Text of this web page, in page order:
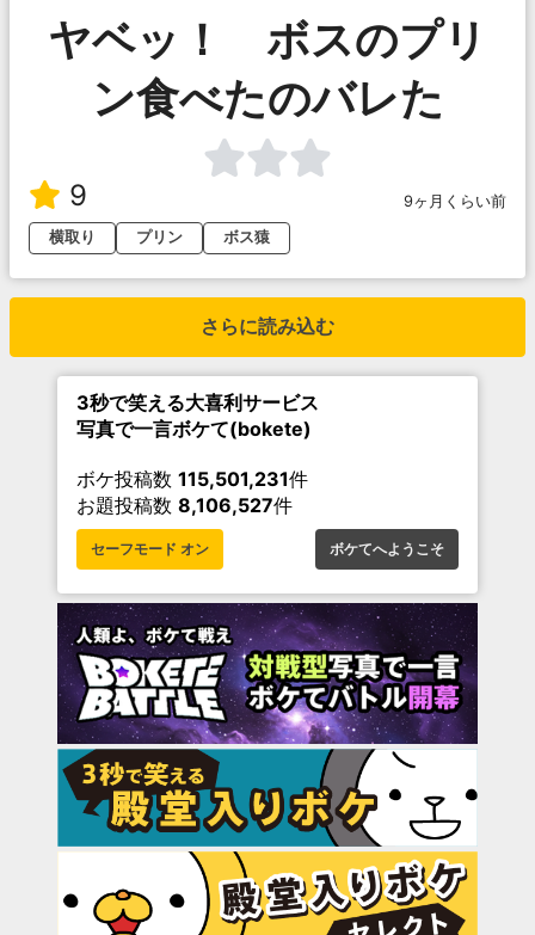
ヤベッ！ ボスのプリ
ン食べたのバレた
9
9ヶ月くらい前
横取り
プリン ボス猿
さらに読み込む
3秒で笑える大喜利サービス
写真で一言ボケて(bokete)
ボケ投稿数 115,501,231件
お題投稿数 8,106,527件
セーフモード オン ボケてへようこそ